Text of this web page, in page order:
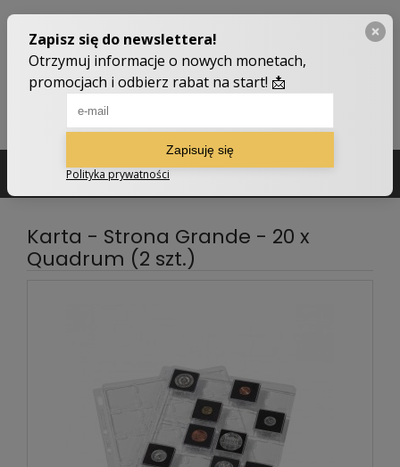
Karta - Strona Grande - 20 x
Quadrum (2 szt.)